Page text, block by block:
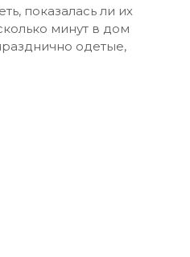
показалась ли их
минут в дом
одетые,